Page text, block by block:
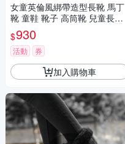
女童英倫風綁帶造型長靴 馬丁
靴 童鞋 靴子 高筒靴 兒童長靴
公主長靴 鞋子 橘魔法 現貨【B
B9156】
$930
活動 券
加入購物車